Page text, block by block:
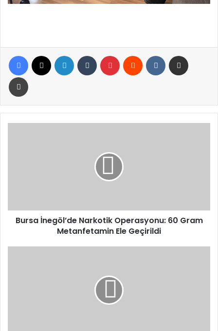
Facebook LinkedIn Tumblr Pinterest Reddit VKontakte
Yazdır
Geçirildi
Bursa İnegöl’de Narkotik Operasyonu: 60 Gram
Metanfetamin Ele Geçirildi